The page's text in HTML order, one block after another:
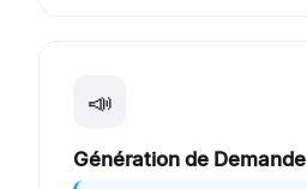
📣
Génération de Demande